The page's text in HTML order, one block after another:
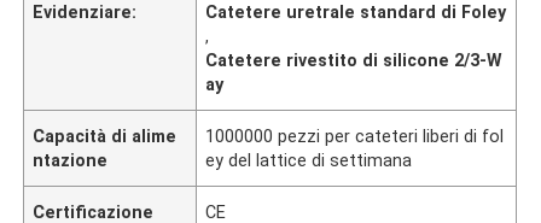
Evidenziare:
Catetere uretrale standard di Foley
,
Catetere rivestito di silicone 2/3-W
ay
Capacità di alime
ntazione
1000000 pezzi per cateteri liberi di fol
ey del lattice di settimana
Certificazione CE